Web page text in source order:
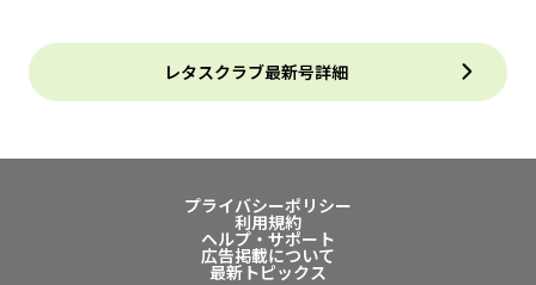
レタスクラブ最新号詳細
プライバシーポリシー
利用規約
ヘルプ・サポート
広告掲載について
最新トピックス